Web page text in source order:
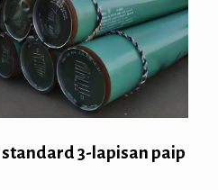
standard 3-lapisan paip